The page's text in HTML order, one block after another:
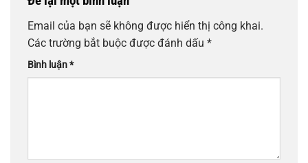
Email của bạn sẽ không được hiển thị công khai.
Các trường bắt buộc được đánh dấu *
Bình luận*